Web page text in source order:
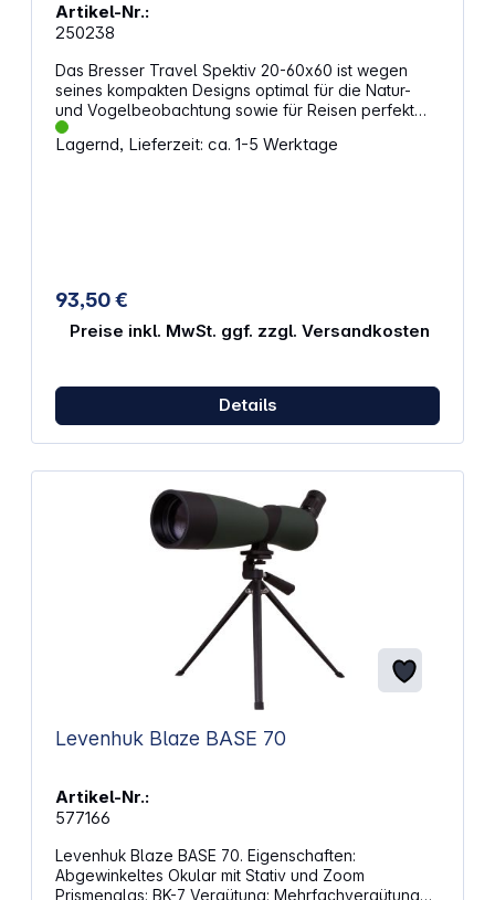
Artikel-Nr.:
250238
Das Bresser Travel Spektiv 20-60x60 ist wegen
seines kompakten Designs optimal für die Natur-
und Vogelbeobachtung sowie für Reisen perfekt
geeignet. Besonders der schnelle und präzise
Fokus ist eine Besonderheit und macht eine
stufenlosen Zoom-Funktion lassen sich 20- bis 60-
fache Vergrößerungen realisieren. Zur besseren
Stabilität können Sie das mitgelieferte Tischstativ
Naturbeobachtung
Lagernd, Lieferzeit: ca. 1-5 Werktage
93,50 €
Preise inkl. MwSt. ggf. zzgl. Versandkosten
Details
Levenhuk Blaze BASE 70
Artikel-Nr.:
577166
Levenhuk Blaze BASE 70. Eigenschaften:
Abgewinkeltes Okular mit Stativ und Zoom
Prismenglas: BK-7 Vergütung: Mehrfachvergütung